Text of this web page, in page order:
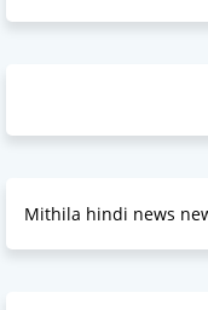
Mithila hindi news